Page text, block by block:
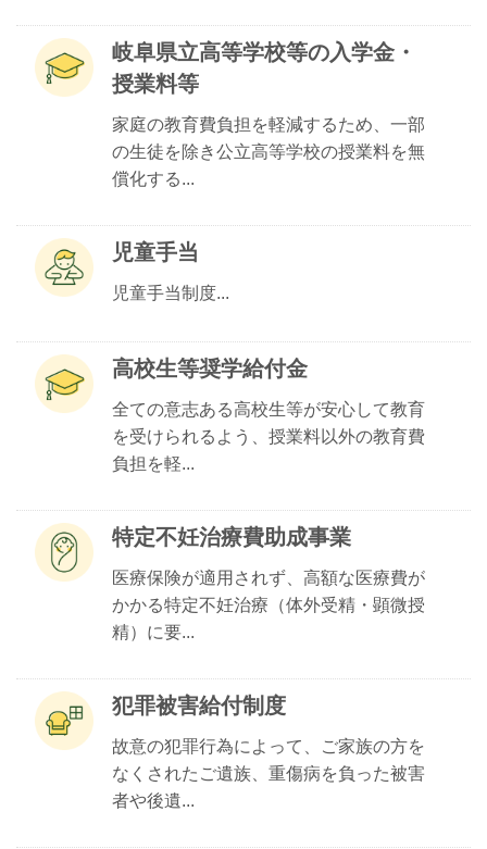
岐阜県立高等学校等の入学金・
授業料等
家庭の教育費負担を軽減するため、一部
の生徒を除き公立高等学校の授業料を無
償化する...
児童手当
児童手当制度...
高校生等奨学給付金
全ての意志ある高校生等が安心して教育
を受けられるよう、授業料以外の教育費
負担を軽...
特定不妊治療費助成事業
医療保険が適用されず、高額な医療費が
かかる特定不妊治療（体外受精・顕微授
精）に要...
犯罪被害給付制度
故意の犯罪行為によって、ご家族の方を
なくされたご遺族、重傷病を負った被害
者や後遺...